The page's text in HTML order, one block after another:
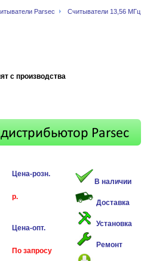
Parsec Считыватели 13,56 МГц
с производства
Цена-розн.
р.
Цена-опт.
По запросу
В наличии
Доставка
Установка
Ремонт